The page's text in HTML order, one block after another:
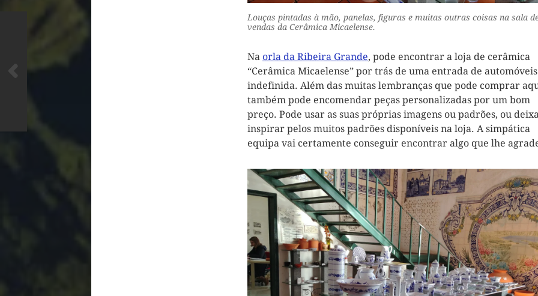
Louças pintadas à mão, panelas, figuras e muitas outras coisas na sala
vendas da Cerâmica Micaelense.
Na orla da Ribeira Grande, pode encontrar a loja de cerâmica
“Cerâmica Micaelense” por trás de uma entrada de automóveis
indefinida. Além das muitas lembranças que pode comprar
também pode encomendar peças personalizadas por um bom
preço. Pode usar as suas próprias imagens ou padrões, ou
inspirar pelos muitos padrões disponíveis na loja. A simpática
equipa vai certamente conseguir encontrar algo que lhe